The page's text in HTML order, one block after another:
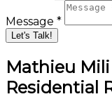
Message *
Let's Talk!
Mathieu Mili
Residential